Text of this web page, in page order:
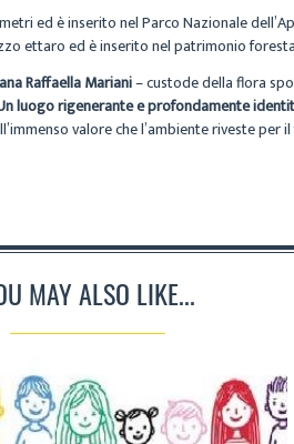
ed è inserito nel Parco Nazionale
ettaro ed è inserito nel patrimonio
Raffaella Mariani– custode della flora
luogo rigenerante e profondamente
valore che l’ambiente riveste
MAY ALSO LIKE...